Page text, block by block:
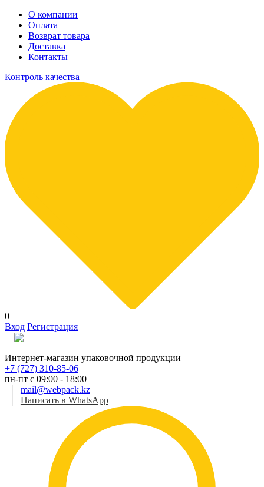
О компании
Оплата
Возврат товара
Доставка
Контакты
Контроль качества
0
Вход Регистрация
Интернет-магазин упаковочной продукции
+7 (727) 310-85-06
пн-пт с 09:00 - 18:00
mail@webpack.kz
Написать в WhatsApp